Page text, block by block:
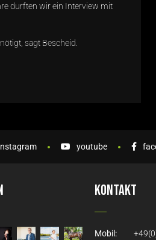
durften wir ein Interview mit
sagt Bescheid.
youtube
Kontakt
Mobil: